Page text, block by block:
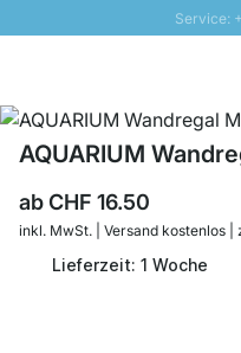
Service:
SUNNY
AQUARIUM
abCHF 16.50
inkl. MwSt. | Versand kostenlos |
Lieferzeit: 1 Woche